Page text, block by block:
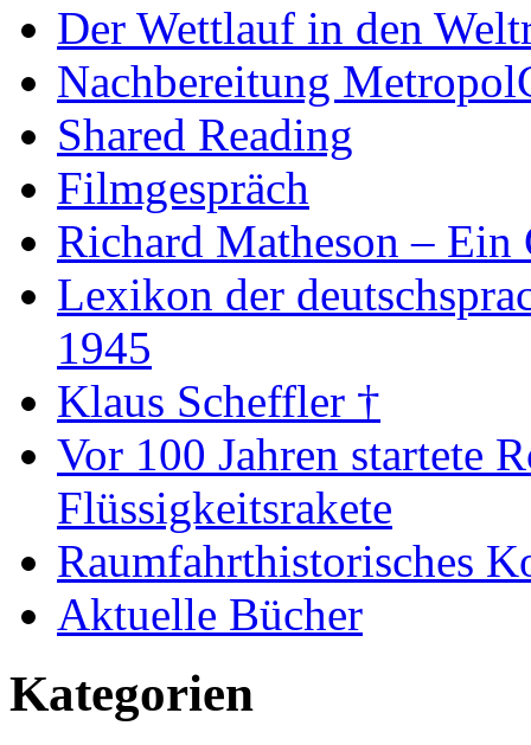
Der Wettlauf in den
Nachbereitung
Shared Reading
Filmgespräch
Richard Matheson – Ein
Lexikon der
1945
Klaus Scheffler †
Vor 100 Jahren startete
Flüssigkeitsrakete
Raumfahrthistorisches
Aktuelle Bücher
Kategorien